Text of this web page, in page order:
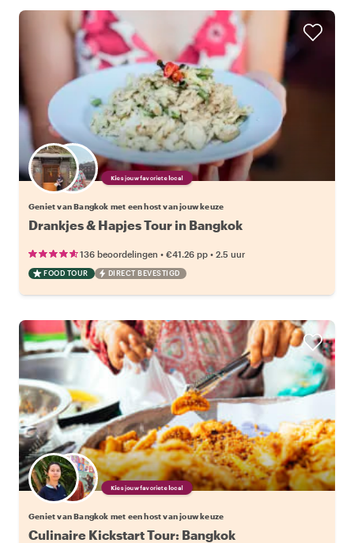
Kies jouw favoriete local
Geniet van Bangkok met een host van jouw keuze
Drankjes & Hapjes Tour in Bangkok
136 beoordelingen • €41.26 pp • 2.5 uur
FOOD TOUR DIRECT BEVESTIGD
Kies jouw favoriete local
Geniet van Bangkok met een host van jouw keuze
Culinaire Kickstart Tour: Bangkok